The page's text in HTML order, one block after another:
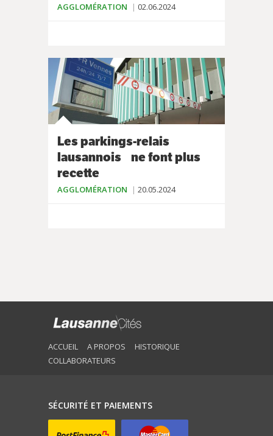
AGGLOMÉRATION 02.06.2024
Les parkings-relais
lausannois ne font plus
recette
AGGLOMÉRATION 20.05.2024
ACCUEIL A PROPOS
HISTORIQUE
COLLABORATEURS
SÉCURITÉ ET PAIEMENTS